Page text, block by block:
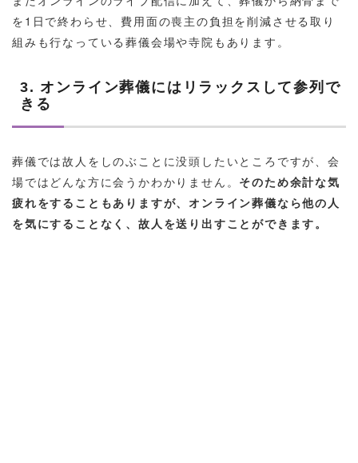
を1日で終わらせ、費用面の喪主の負担を削減させる取り
組みも行なっている葬儀会場や寺院もあります。
3. オンライン葬儀にはリラックスして参列で
きる
葬儀では故人をしのぶことに没頭したいところですが、会
場ではどんな方に会うかわかりません。 そのため余計な気
疲れをすることもありますが、オンライン葬儀なら他の人
を気にすることなく、故人を送り出すことができます。